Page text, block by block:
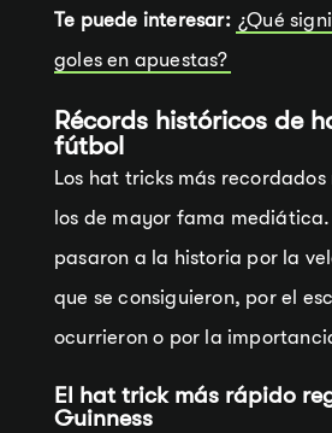
Te puede interesar: ¿Qué
goles en apuestas?
Récords históricos de
fútbol
Los hat tricks más recordados
los de mayor fama mediática.
pasaron a la historia por la
que se consiguieron, por el
ocurrieron o por la
El hat trick más rápido
Guinness